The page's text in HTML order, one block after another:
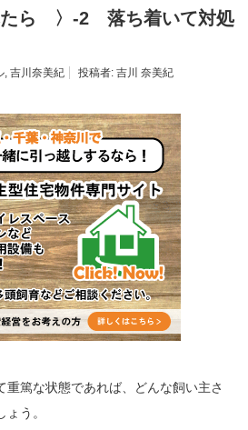
たら 〉-2 落ち着いて対処
, 吉川奈美紀 投稿者: 吉川 奈美紀
重篤な状態であれば、どんな飼い主さ
う。